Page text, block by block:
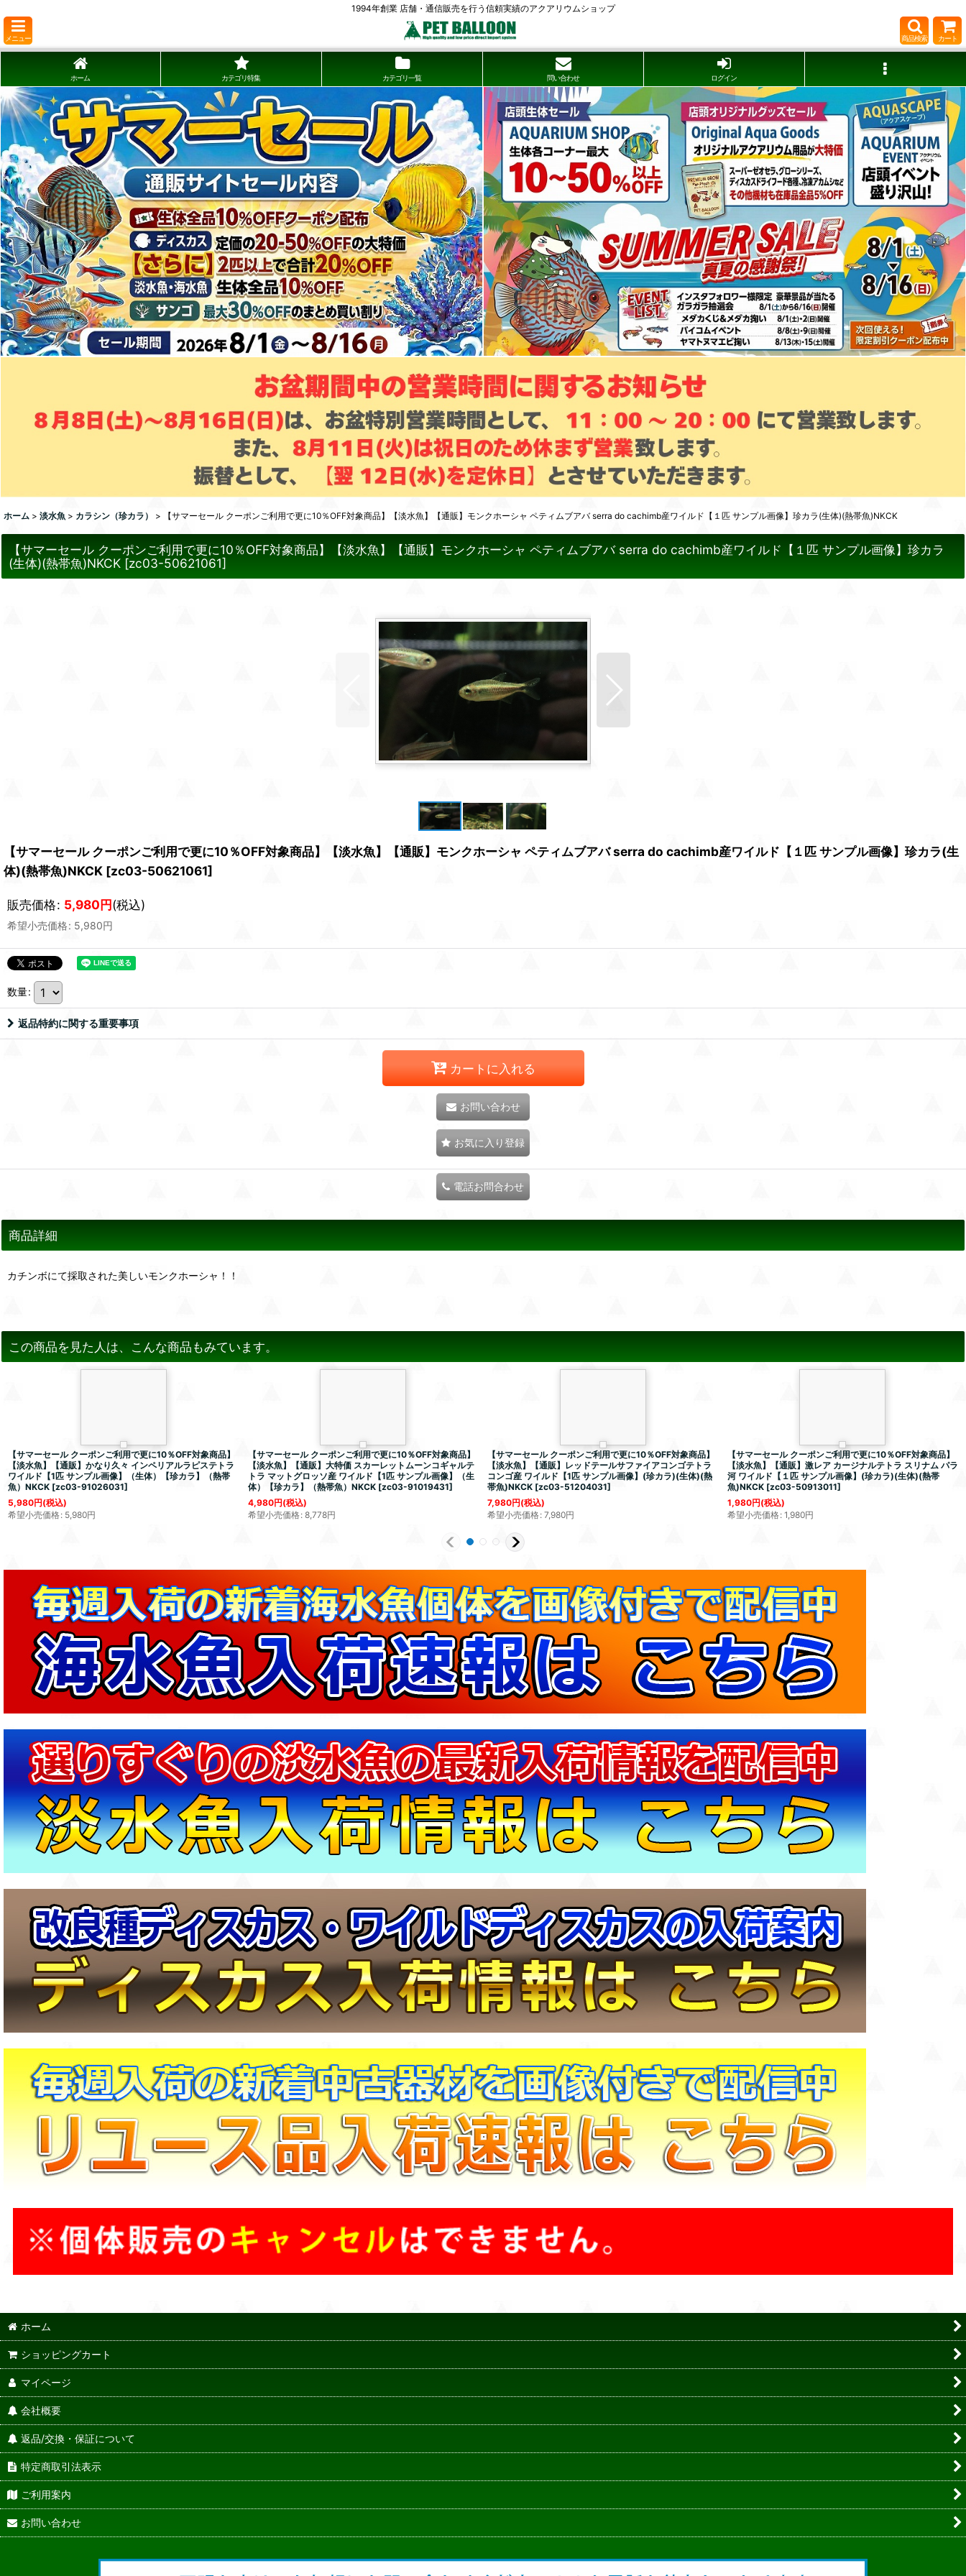
1994年創業 店舗・通信販売を行う信頼実績のアクアリウムショップ
メニュー 商品検索 カート
ホーム カテゴリ特集 カテゴリ一覧 問い合わせ ログイン
ホーム > 淡水魚 > カラシン（珍カラ） > 【サマーセール クーポンご利用で更に10％OFF対象商品】【淡水魚】【通販】モンクホーシャ ペティムブアバ serra do cachimb産ワイルド【１匹 サンプル画像】珍カラ(生体)(熱帯魚)NKCK
【サマーセール クーポンご利用で更に10％OFF対象商品】【淡水魚】【通販】モンクホーシャ ペティムブアバ serra do cachimb産ワイルド【１匹 サンプル画像】珍カラ
(生体)(熱帯魚)NKCK [zc03-50621061]
【サマーセール クーポンご利用で更に10％OFF対象商品】【淡水魚】【通販】モンクホーシャ ペティムブアバ serra do cachimb産ワイルド【１匹 サンプル画像】珍カラ(生
体)(熱帯魚)NKCK [zc03-50621061]
販売価格: 5,980円(税込)
希望小売価格: 5,980円
数量:
返品特約に関する重要事項
カートに入れる
お問い合わせ
お気に入り登録
電話お問合わせ
商品詳細
カチンボにて採取された美しいモンクホーシャ！！
この商品を見た人は、こんな商品もみています。
【サマーセール クーポンご利用で更に10％OFF対象商品】
【淡水魚】【通販】かなり久々 インペリアルラピステトラ
ワイルド【1匹 サンプル画像】（生体）【珍カラ】（熱帯
魚）NKCK [zc03-91026031]
5,980円(税込)
希望小売価格: 5,980円
【サマーセール クーポンご利用で更に10％OFF対象商品】
【淡水魚】【通販】大特価 スカーレットムーンコギャルテ
トラ マットグロッソ産 ワイルド【1匹 サンプル画像】（生
体）【珍カラ】（熱帯魚）NKCK [zc03-91019431]
4,980円(税込)
希望小売価格: 8,778円
【サマーセール クーポンご利用で更に10％OFF対象商品】
【淡水魚】【通販】レッドテールサファイアコンゴテトラ
コンゴ産 ワイルド【1匹 サンプル画像】(珍カラ)(生体)(熱
帯魚)NKCK [zc03-51204031]
7,980円(税込)
希望小売価格: 7,980円
【サマーセール クーポンご利用で更に10％OFF対象商品】
【淡水魚】【通販】激レア カージナルテトラ スリナム パラ
河 ワイルド【１匹 サンプル画像】(珍カラ)(生体)(熱帯
魚)NKCK [zc03-50913011]
1,980円(税込)
希望小売価格: 1,980円
ホーム
ショッピングカート
マイページ
会社概要
返品/交換・保証について
特定商取引法表示
ご利用案内
お問い合わせ